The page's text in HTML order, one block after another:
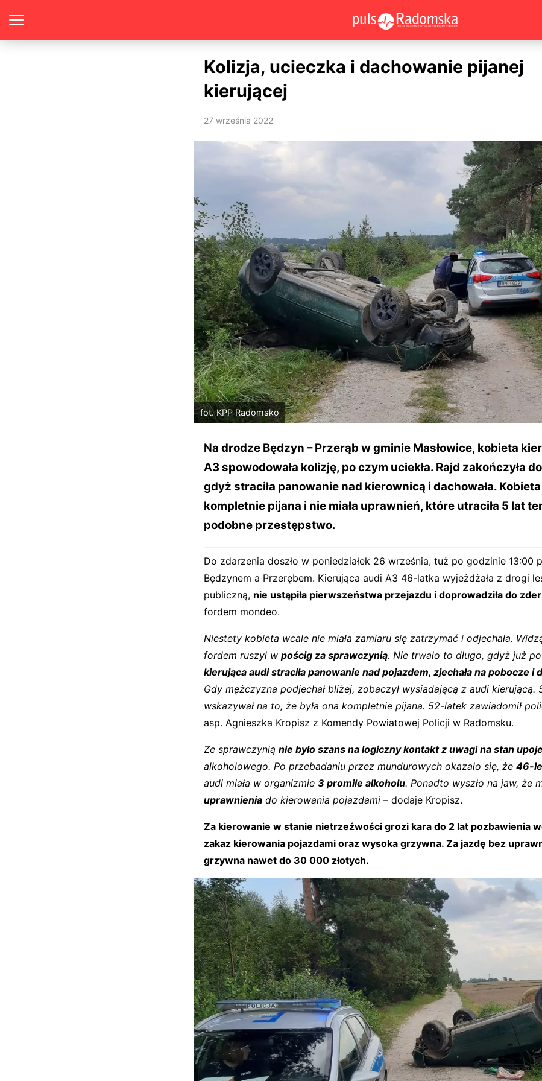
Kolizja, ucieczka i dachowanie pijanej
kierującej
27 września 2022
fot. KPP Radomsko
Na drodze Będzyn – Przerąb w gminie Masłowice, kobieta
A3 spowodowała kolizję, po czym uciekła. Rajd zakończyła
gdyż straciła panowanie nad kierownicą i dachowała. Kobieta
kompletnie pijana i nie miała uprawnień, które utraciła 5 lat
podobne przestępstwo.
Do zdarzenia doszło w poniedziałek 26 września, tuż po godzinie 13:00
Będzynem a Przerębem. Kierująca audi A3 46-latka wyjeżdżała z drogi
publiczną, nie ustąpiła pierwszeństwa przejazdu i doprowadziła do
fordem mondeo.
Niestety kobieta wcale nie miała zamiaru się zatrzymać i odjechała.
fordem ruszył w pościg za sprawczynią. Nie trwało to długo, gdyż już
kierująca audi straciła panowanie nad pojazdem, zjechała na pobocze i
Gdy mężczyzna podjechał bliżej, zobaczył wysiadającą z audi kierującą.
wskazywał na to, że była ona kompletnie pijana. 52-latek zawiadomił
asp. Agnieszka Kropisz z Komendy Powiatowej Policji w Radomsku.
Ze sprawczynią nie było szans na logiczny kontakt z uwagi na stan
alkoholowego. Po przebadaniu przez mundurowych okazało się, że 46-
audi miała w organizmie 3 promile alkoholu. Ponadto wyszło na jaw, że
uprawnienia do kierowania pojazdami – dodaje Kropisz.
Za kierowanie w stanie nietrzeźwości grozi kara do 2 lat pozbawienia
zakaz kierowania pojazdami oraz wysoka grzywna. Za jazdę bez
grzywna nawet do 30 000 złotych.